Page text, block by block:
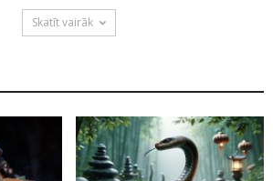
Skatīt vairāk